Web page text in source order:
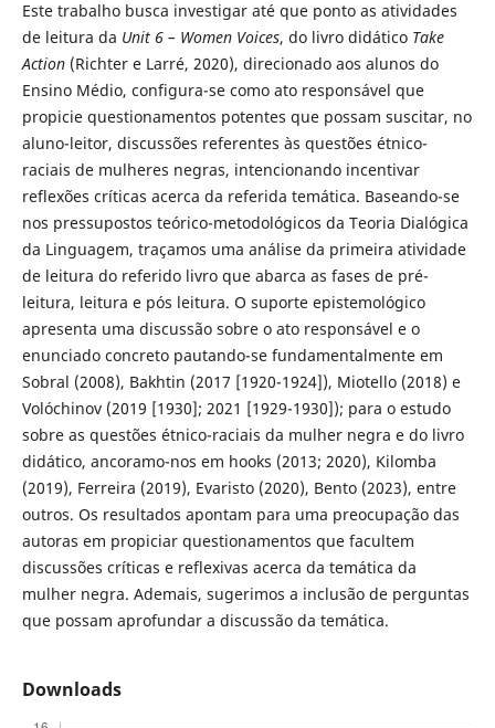
Este trabalho busca investigar até que ponto as atividades
de leitura da Unit 6 – Women Voices, do livro didático Take
Action(Richter e Larré, 2020), direcionado aos alunos do
Ensino Médio, configura-se como ato responsável que
propicie questionamentos potentes que possam suscitar, no
aluno-leitor, discussões referentes às questões étnico-
raciais de mulheres negras, intencionando incentivar
reflexões críticas acerca da referida temática. Baseando-se
nos pressupostos teórico-metodológicos da Teoria Dialógica
da Linguagem, traçamos uma análise da primeira atividade
de leitura do referido livro que abarca as fases de pré-
leitura, leitura e pós leitura. O suporte epistemológico
apresenta uma discussão sobre o ato responsável e o
enunciado concreto pautando-se fundamentalmente em
Sobral (2008), Bakhtin (2017 [1920-1924]), Miotello (2018) e
Volóchinov (2019 [1930]; 2021 [1929-1930]); para o estudo
sobre as questões étnico-raciais da mulher negra e do livro
didático, ancoramo-nos em hooks (2013; 2020), Kilomba
(2019), Ferreira (2019), Evaristo (2020), Bento (2023), entre
outros. Os resultados apontam para uma preocupação das
autoras em propiciar questionamentos que facultem
discussões críticas e reflexivas acerca da temática da
mulher negra. Ademais, sugerimos a inclusão de perguntas
que possam aprofundar a discussão da temática.
Downloads